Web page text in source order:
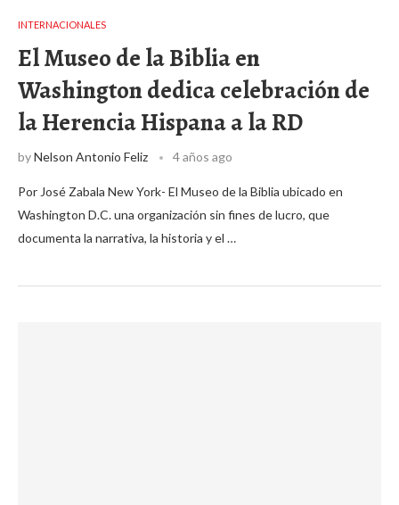
INTERNACIONALES
El Museo de la Biblia en
Washington dedica celebración de
la Herencia Hispana a la RD
byNelson Antonio Feliz 4 años ago
Por José Zabala New York- El Museo de la Biblia ubicado en
Washington D.C. una organización sin fines de lucro, que
documenta la narrativa, la historia y el …